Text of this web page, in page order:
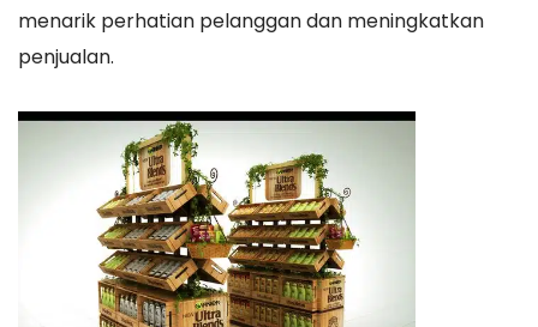
menarik perhatian pelanggan dan meningkatkan
penjualan.